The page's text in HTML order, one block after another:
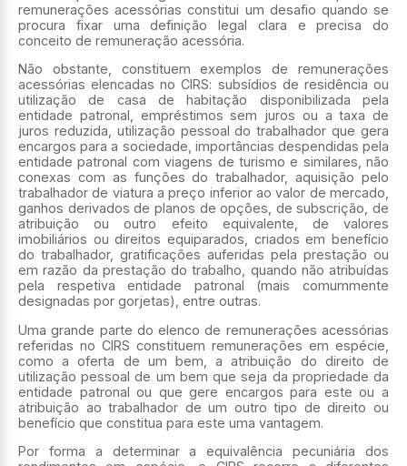
remunerações acessórias constitui um desafio quando se
procura fixar uma definição legal clara e precisa do
conceito de remuneração acessória.
Não obstante, constituem exemplos de remunerações
acessórias elencadas no CIRS: subsídios de residência ou
utilização de casa de habitação disponibilizada pela
entidade patronal, empréstimos sem juros ou a taxa de
juros reduzida, utilização pessoal do trabalhador que gera
encargos para a sociedade, importâncias despendidas pela
entidade patronal com viagens de turismo e similares, não
conexas com as funções do trabalhador, aquisição pelo
trabalhador de viatura a preço inferior ao valor de mercado,
ganhos derivados de planos de opções, de subscrição, de
atribuição ou outro efeito equivalente, de valores
imobiliários ou direitos equiparados, criados em benefício
do trabalhador, gratificações auferidas pela prestação ou
em razão da prestação do trabalho, quando não atribuídas
pela respetiva entidade patronal (mais comummente
designadas por gorjetas), entre outras.
Uma grande parte do elenco de remunerações acessórias
referidas no CIRS constituem remunerações em espécie,
como a oferta de um bem, a atribuição do direito de
utilização pessoal de um bem que seja da propriedade da
entidade patronal ou que gere encargos para este ou a
atribuição ao trabalhador de um outro tipo de direito ou
benefício que constitua para este uma vantagem.
Por forma a determinar a equivalência pecuniária dos